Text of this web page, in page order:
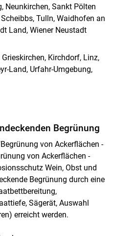
Neunkirchen, Sankt Pölten
Tulln, Waidhofen an
Land, Wiener Neustadt
Grieskirchen, Kirchdorf, Linz,
Land, Urfahr-Umgebung,
Begrünung
von Ackerflächen -
von Ackerflächen -
Wein, Obst und
Begrünung durch eine
Sägerät, Auswahl
erreicht werden.